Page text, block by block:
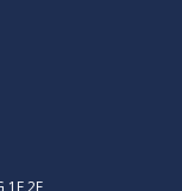
1F,2F